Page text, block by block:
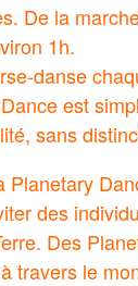
De la
1h.
danse
est
sans
Planetary
des
Des
travers le